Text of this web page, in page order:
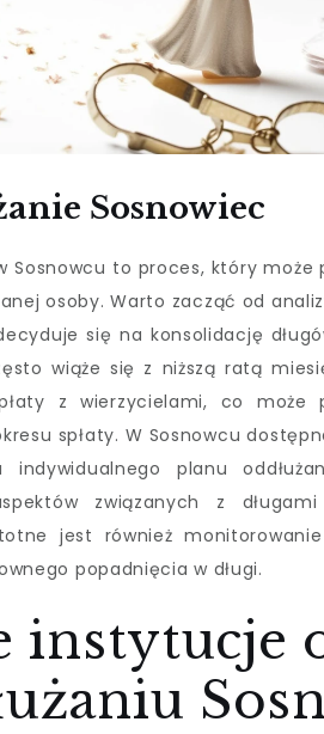
Sosnowiec
Sosnowcu to proces, który
osoby. Warto zacząć od
się na konsolidację
wiąże się z niższą ratą
z wierzycielami, co może
spłaty. W Sosnowcu
indywidualnego planu
związanych z
jest również
popadnięcia w długi.
instytucje